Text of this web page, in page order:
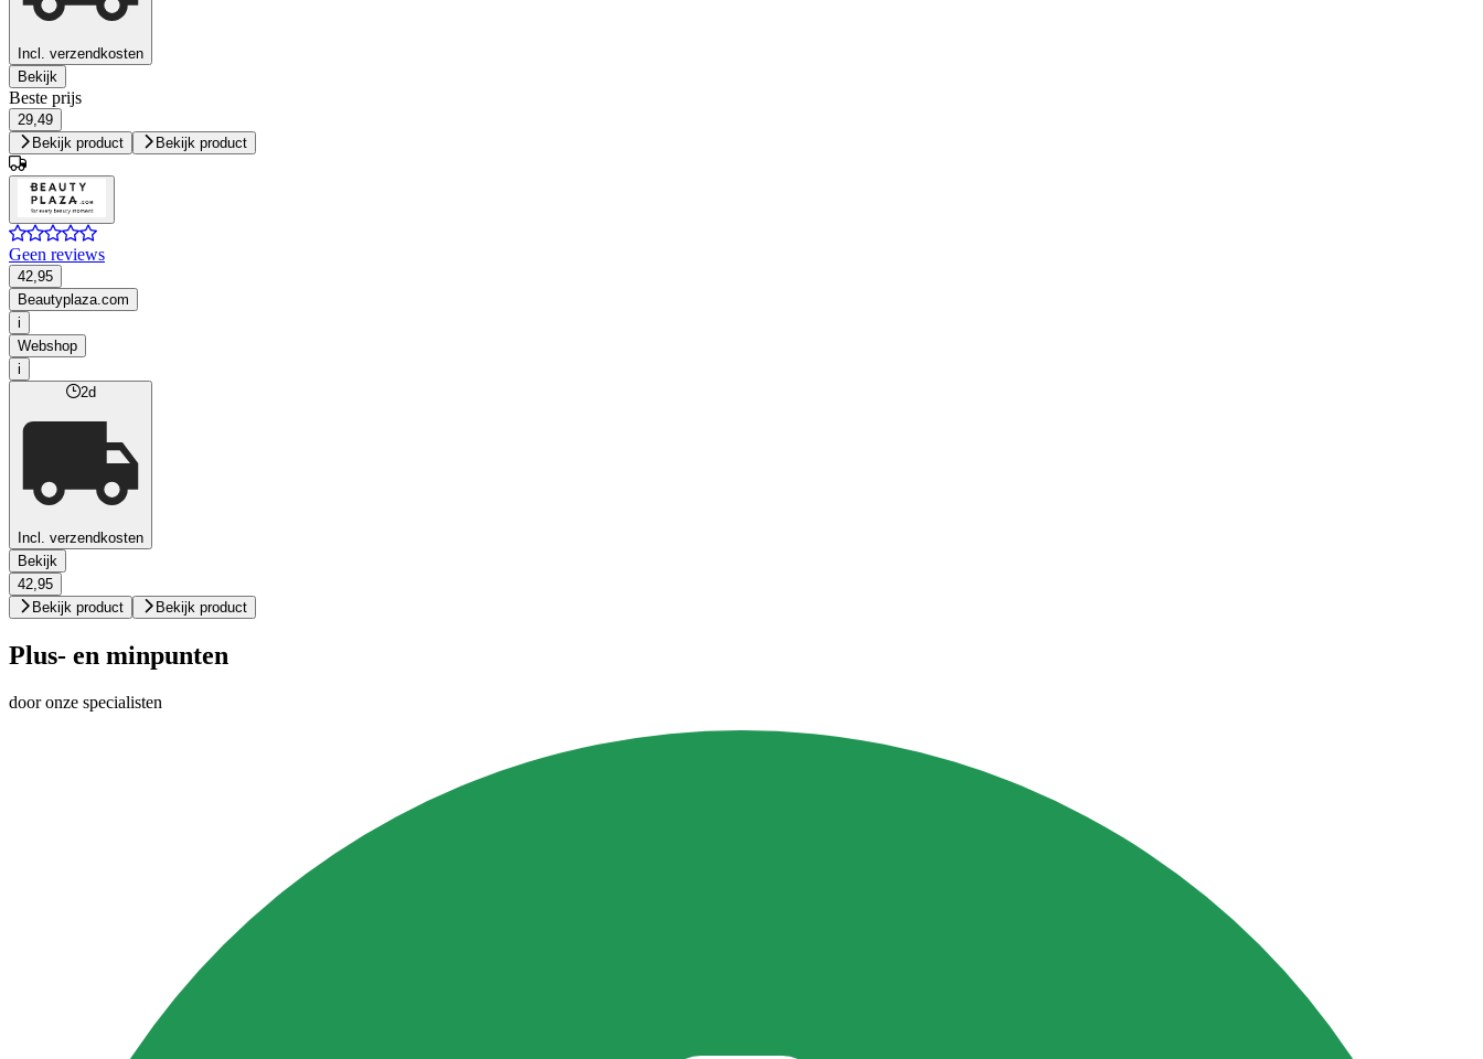
Incl. verzendkosten
Bekijk
Beste prijs
29,49
Bekijk product
Bekijk product
Geen reviews
42,95
Beautyplaza.com
i
Webshop
i
2d
Incl. verzendkosten
Bekijk
42,95
Bekijk product
Bekijk product
Plus- en minpunten
door onze specialisten